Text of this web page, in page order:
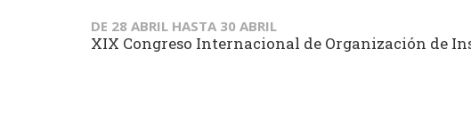
DE 28 ABRIL HASTA 30 ABRIL
XIX Congreso Internacional de Organización de